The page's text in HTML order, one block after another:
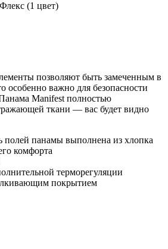
(1 цвет)
позволяют быть замеченным в
особенно важно для безопасности
Manifest полностью
ткани — вас будет видно
полей панамы выполнена из хлопка
комфорта
терморегуляции
покрытием